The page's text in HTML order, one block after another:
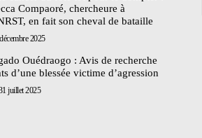
Compaoré, chercheure à
en fait son cheval de bataille
2025
Ouédraogo : Avis de recherche
d’une blessée victime d’agression
juillet 2025